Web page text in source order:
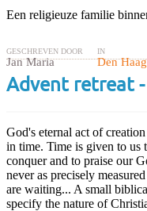
Een religieuze familie
GESCHREVEN DOOR
Jan Maria
IN
Den Haag
Advent retreat -
God's eternal act of
in time. Time is given to us
conquer and to praise our
never as precisely
are waiting... A small
specify the nature of